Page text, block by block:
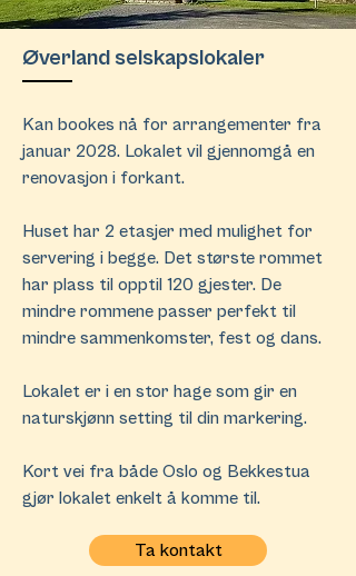
Øverland selskapslokaler
Kan bookes nå for arrangementer fra
januar 2028. Lokalet vil gjennomgå en
renovasjon i forkant.​
Huset har 2 etasjer med mulighet for
servering i begge. Det største rommet
har plass til opptil 120 gjester. De
mindre rommene passer perfekt til
mindre sammenkomster, fest og dans. ​​
Lokalet er i en stor hage som gir en
naturskjønn setting til din markering.
Kort vei fra både Oslo og Bekkestua
gjør lokalet enkelt å komme til.​
Ta kontakt